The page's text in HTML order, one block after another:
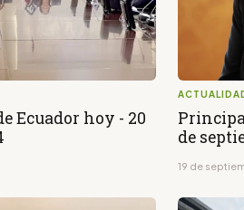
Ecuador hoy - 20
de
19 de